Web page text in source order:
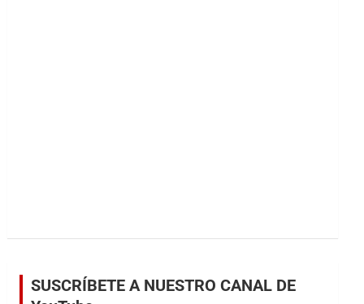
SUSCRÍBETE A NUESTRO CANAL DE